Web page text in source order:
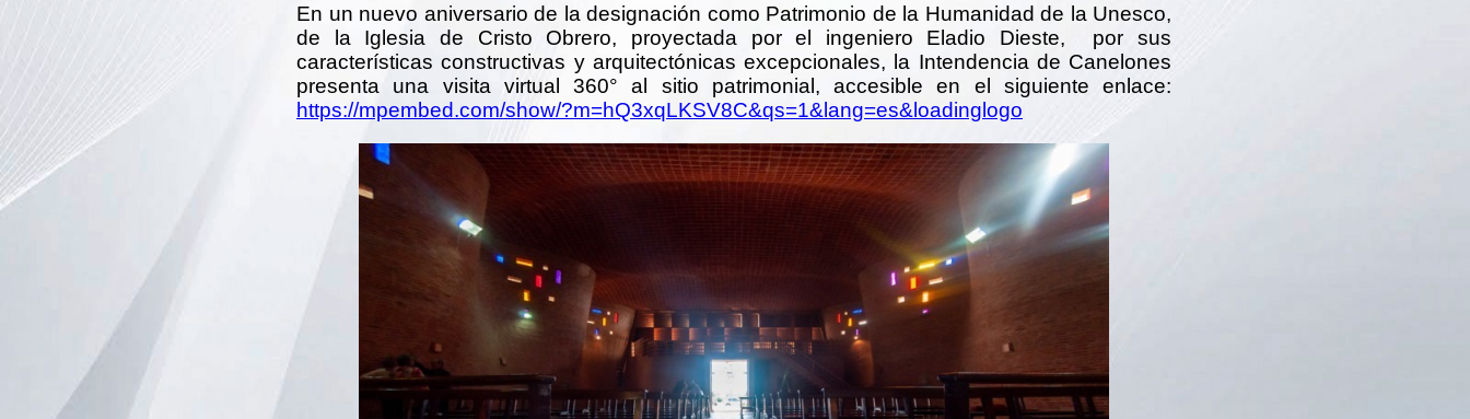
En un nuevo aniversario de la designación como Patrimonio de la Humanidad de la Unesco,
de la Iglesia de Cristo Obrero, proyectada por el ingeniero Eladio Dieste, por sus
características constructivas y arquitectónicas excepcionales, la Intendencia de Canelones
presenta una visita virtual 360° al sitio patrimonial, accesible en el siguiente enlace:
https://mpembed.com/show/?m=hQ3xqLKSV8C&qs=1&lang=es&loadinglogo